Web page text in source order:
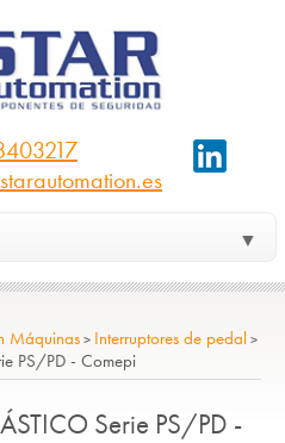
▼
Máquinas> Interruptores de pedal >
PS/PD - Comepi
Serie PS/PD -